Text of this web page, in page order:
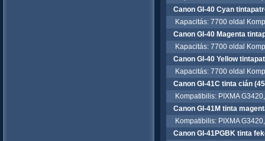
Canon GI-40 Cyan
Kapacitás: 7700 oldal
Canon GI-40 Magenta
Kapacitás: 7700 oldal
Canon GI-40 Yellow
Kapacitás: 7700 oldal
Canon GI-41C tinta cián
Kompatibilis: PIXMA G3420,
Canon GI-41M tinta
Kompatibilis: PIXMA G3420,
Canon GI-41PGBK tinta